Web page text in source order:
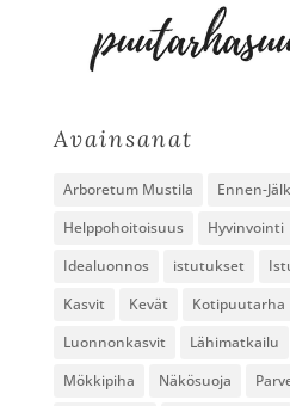
Avainsanat
Arboretum Mustila Ennen-
Helppohoitoisuus
Hyvinvointi
Idealuonnos
istutukset
Kasvit
Kevät Kotipuutarha
Luonnonkasvit
Lähimatkailu
Mökkipiha
Näkösuoja